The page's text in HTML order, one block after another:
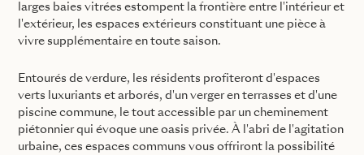
larges baies vitrées estompent la frontière entre l'intérieur et
l'extérieur, les espaces extérieurs constituant une pièce à
vivre supplémentaire en toute saison.
Entourés de verdure, les résidents profiteront d'espaces
verts luxuriants et arborés, d'un verger en terrasses et d'une
piscine commune, le tout accessible par un cheminement
piétonnier qui évoque une oasis privée. À l'abri de l'agitation
urbaine, ces espaces communs vous offriront la possibilité